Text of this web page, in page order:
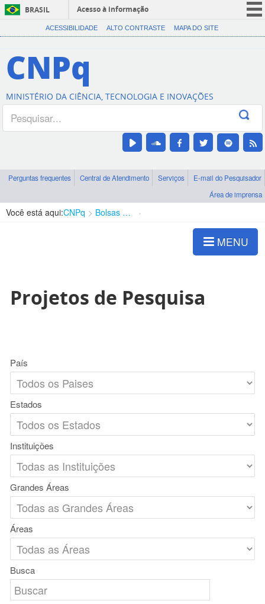
BRASIL
Acesso à informação
CORONAVÍRUS (COVID-19)
Canais
ACESSIBILIDADE ALTO CONTRASTE MAPA DO SITE
CNPq
MINISTÉRIO DA CIÊNCIA, TECNOLOGIA E INOVAÇÕES
Perguntas frequentes Central de Atendimento Serviços
E-mail do Pesquisador
Área de imprensa
Você está aqui:CNPq Bolsas e Auxílios Vigentes
MENU
Projetos de Pesquisa
País
Estados
Instituições
Grandes Áreas
Áreas
Busca